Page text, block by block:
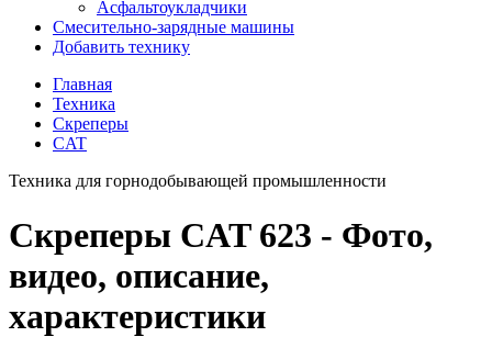
Асфальтоукладчики
Смесительно-зарядные машины
Добавить технику
Главная
Техника
Скреперы
CAT
Техника для горнодобывающей промышленности
Скреперы CAT 623 - Фото,
видео, описание,
характеристики